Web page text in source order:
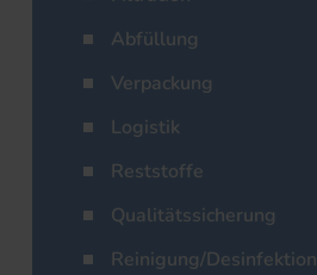
Abfüllung
Verpackung
Logistik
Reststoffe
Qualitätssicherung
Reinigung/Desinfektion